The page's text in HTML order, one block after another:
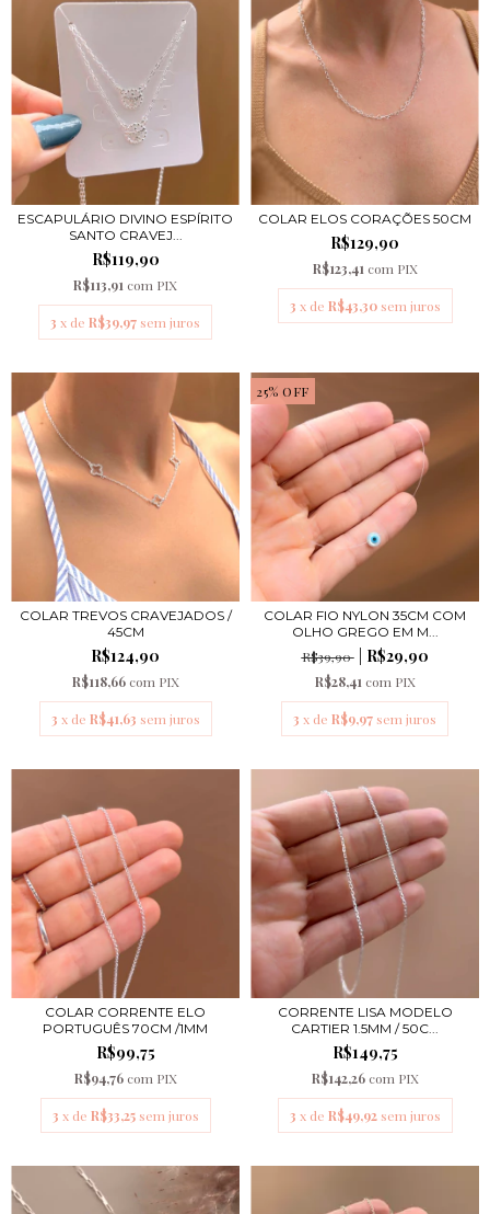
ESCAPULÁRIO DIVINO ESPÍRITO
SANTO CRAVEJ...
R$119,90
R$113,91 com PIX
3 x de R$39,97 sem juros
COLAR ELOS CORAÇÕES 50CM
R$129,90
R$123,41 com PIX
3 x de R$43,30 sem juros
COLAR TREVOS CRAVEJADOS /
45CM
R$124,90
R$118,66 com PIX
3 x de R$41,63 sem juros
25% OFF
COLAR FIO NYLON 35CM COM
OLHO GREGO EM M...
R$39,90 R$29,90
R$28,41 com PIX
3 x de R$9,97 sem juros
COLAR CORRENTE ELO
PORTUGUÊS 70CM /1MM
R$99,75
R$94,76 com PIX
3 x de R$33,25 sem juros
CORRENTE LISA MODELO
CARTIER 1.5MM / 50C...
R$149,75
R$142,26 com PIX
3 x de R$49,92 sem juros